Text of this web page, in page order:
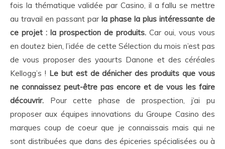
fois la thématique validée par Casino, il a fallu se mettre
au travail en passant par la phase la plus intéressante de
ce projet : la prospection de produits. Car oui, vous vous
en doutez bien, l’idée de cette Sélection du mois n’est pas
de vous proposer des yaourts Danone et des céréales
Kellogg’s ! Le but est de dénicher des produits que vous
ne connaissez peut-être pas encore et de vous les faire
découvrir. Pour cette phase de prospection, j’ai pu
proposer aux équipes innovations du Groupe Casino des
marques coup de coeur que je connaissais mais qui ne
sont distribuées que dans des épiceries spécialisées ou à